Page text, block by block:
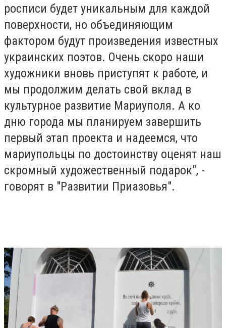
росписи будет уникальным для каждой
поверхности, но объединяющим
фактором будут произведения известных
украинских поэтов. Очень скоро наши
художники вновь приступят к работе, и
мы продолжим делать свой вклад в
культурное развитие Мариуполя. А ко
дню города мы планируем завершить
первый этап проекта и надеемся, что
мариупольцы по достоинству оценят наш
скромный художественный подарок", -
говорят в "Развитии Приазовья".